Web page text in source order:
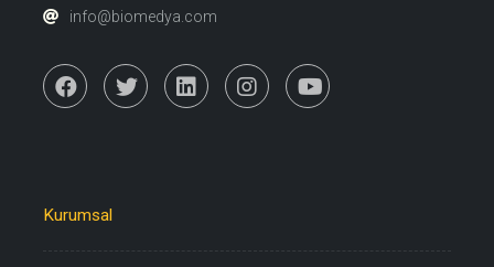
info@biomedya.com
Kurumsal